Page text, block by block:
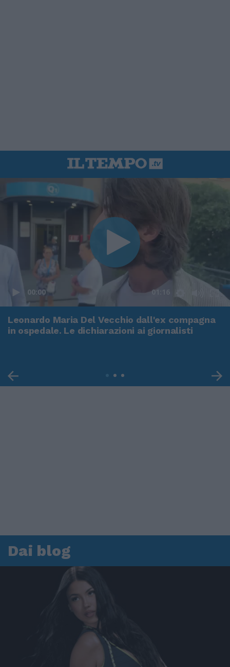
00:00 01:16
Leonardo Maria Del Vecchio dall'ex compagna
in ospedale. Le dichiarazioni ai giornalisti
Dai blog